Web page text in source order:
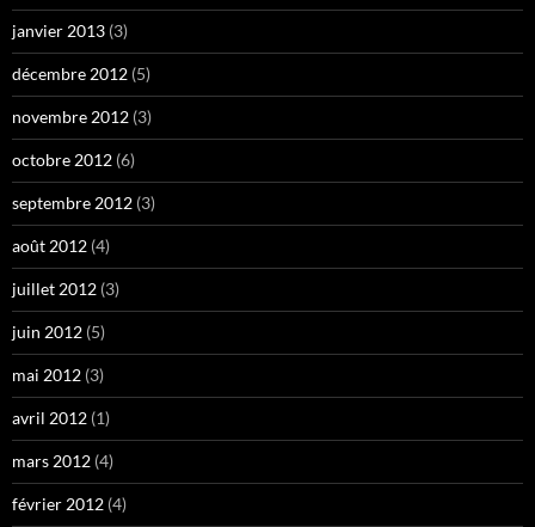
janvier 2013 (3)
décembre 2012 (5)
novembre 2012 (3)
octobre 2012 (6)
septembre 2012 (3)
août 2012 (4)
juillet 2012 (3)
juin 2012 (5)
mai 2012 (3)
avril 2012 (1)
mars 2012 (4)
février 2012 (4)